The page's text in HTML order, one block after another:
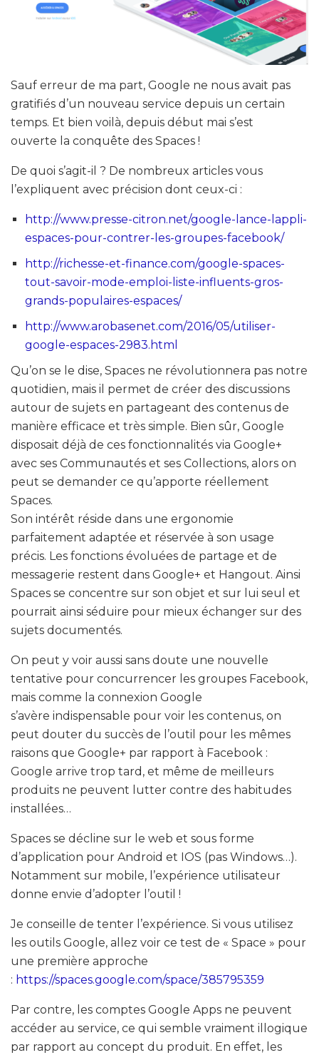
Sauf erreur de ma part, Google ne nous avait pas
gratifiés d’un nouveau service depuis un certain
temps. Et bien voilà, depuis début mai s’est
ouverte la conquête des Spaces !
De quoi s’agit-il ? De nombreux articles vous
l’expliquent avec précision dont ceux-ci :
http://www.presse-citron.net/google-lance-lappli-
espaces-pour-contrer-les-groupes-facebook/
http://richesse-et-finance.com/google-spaces-
tout-savoir-mode-emploi-liste-influents-gros-
grands-populaires-espaces/
http://www.arobasenet.com/2016/05/utiliser-
google-espaces-2983.html
Qu’on se le dise, Spaces ne révolutionnera pas notre
quotidien, mais il permet de créer des discussions
autour de sujets en partageant des contenus de
manière efficace et très simple. Bien sûr, Google
disposait déjà de ces fonctionnalités via Google+
avec ses Communautés et ses Collections, alors on
peut se demander ce qu’apporte réellement
Spaces.
Son intérêt réside dans une ergonomie
parfaitement adaptée et réservée à son usage
précis. Les fonctions évoluées de partage et de
messagerie restent dans Google+ et Hangout. Ainsi
Spaces se concentre sur son objet et sur lui seul et
pourrait ainsi séduire pour mieux échanger sur des
sujets documentés.
On peut y voir aussi sans doute une nouvelle
tentative pour concurrencer les groupes Facebook,
mais comme la connexion Google
s’avère indispensable pour voir les contenus, on
peut douter du succès de l’outil pour les mêmes
raisons que Google+ par rapport à Facebook :
Google arrive trop tard, et même de meilleurs
produits ne peuvent lutter contre des habitudes
installées…
Spaces se décline sur le web et sous forme
d’application pour Android et IOS (pas Windows…).
Notamment sur mobile, l’expérience utilisateur
donne envie d’adopter l’outil !
Je conseille de tenter l’expérience. Si vous utilisez
les outils Google, allez voir ce test de « Space » pour
une première approche
: https://spaces.google.com/space/385795359
Par contre, les comptes Google Apps ne peuvent
accéder au service, ce qui semble vraiment illogique
par rapport au concept du produit. En effet, les